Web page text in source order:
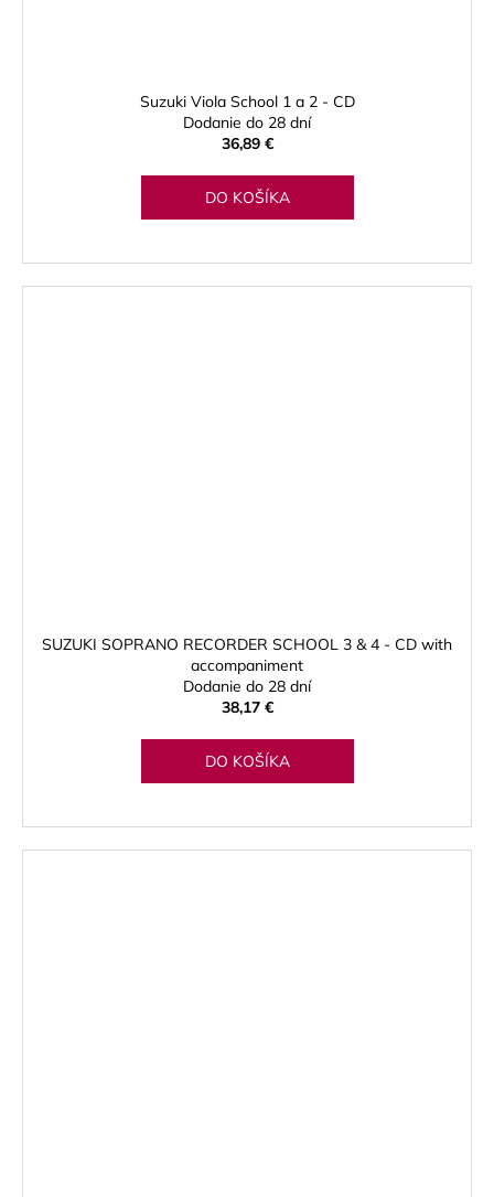
Suzuki Viola School 1 a 2 - CD
Dodanie do 28 dní
36,89 €
DO KOŠÍKA
SUZUKI SOPRANO RECORDER SCHOOL 3 & 4 - CD with
accompaniment
Dodanie do 28 dní
38,17 €
DO KOŠÍKA